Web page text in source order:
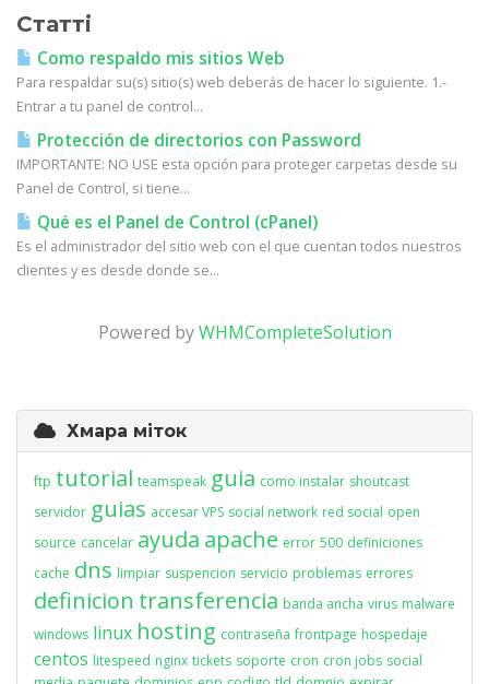
Статті
Como respaldo mis sitios Web
Para respaldar su(s) sitio(s) web deberás de hacer lo siguiente. 1.-
Entrar a tu panel de control...
Protección de directorios con Password
IMPORTANTE: NO USE esta opción para proteger carpetas desde su
Panel de Control, si tiene...
Qué es el Panel de Control (cPanel)
Es el administrador del sitio web con el que cuentan todos nuestros
clientes y es desde donde se...
Powered byWHMCompleteSolution
Хмара міток
ftp tutorial teamspeak guia como instalar shoutcast
servidor guias accesar VPS social network red social open
source cancelar ayuda apache error 500 definiciones
cache dns limpiar suspencion servicio problemas errores
definicion transferencia banda ancha virus malware
windows linux hosting contraseña frontpage hospedaje
centos litespeed nginx tickets soporte cron cron jobs social